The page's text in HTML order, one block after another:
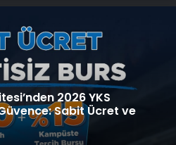
2026 YKS
Sabit Ücret ve